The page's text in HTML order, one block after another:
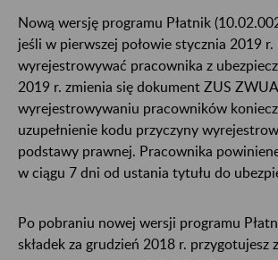
Nową wersję programu Płatnik
jeśli w pierwszej połowie stycznia 2019 r.
wyrejestrowywać pracownika z
2019 r. zmienia się dokument ZUS
wyrejestrowywaniu pracowników
uzupełnienie kodu przyczyny
podstawy prawnej. Pracownika
w ciągu 7 dni od ustania tytułu do
Po pobraniu nowej wersji programu
składek za grudzień 2018 r. przygotujesz